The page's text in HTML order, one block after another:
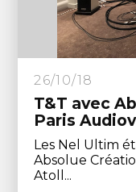
26/10/18
T&T avec
Paris
Les Nel Ultim
Absolue
Atoll...